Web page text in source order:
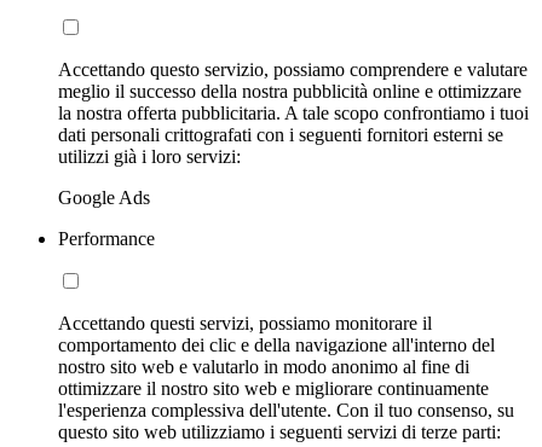
Accettando questo servizio, possiamo comprendere e valutare
meglio il successo della nostra pubblicità online e ottimizzare
la nostra offerta pubblicitaria. A tale scopo confrontiamo i tuoi
dati personali crittografati con i seguenti fornitori esterni se
utilizzi già i loro servizi:
Google Ads
Performance
Accettando questi servizi, possiamo monitorare il
comportamento dei clic e della navigazione all'interno del
nostro sito web e valutarlo in modo anonimo al fine di
ottimizzare il nostro sito web e migliorare continuamente
l'esperienza complessiva dell'utente. Con il tuo consenso, su
questo sito web utilizziamo i seguenti servizi di terze parti: